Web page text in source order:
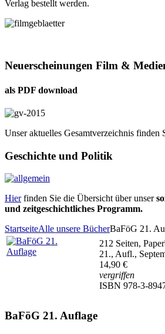
Verlag bestellt werden.
Neuerscheinungen Film &
als PDF download
Unser aktuelles Gesamtverzeichnis finden
Geschichte und Politik
Hierfinden Sie die Übersicht über unser
und zeitgeschichtliches Programm.
StartseiteAlle unsere BücherBaFöG 21.
212 Seiten,
21., Aufl.,
14,90 €
vergriffen
ISBN 978-3-
BaFöG 21. Auflage